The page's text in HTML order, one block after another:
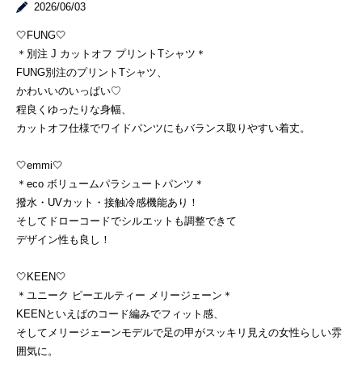
2026/06/03
🤍FUNG🤍
＊別注 J カットオフ プリントTシャツ＊
FUNG別注のプリントTシャツ、
かわいいのいっぱい♡
程良くゆったりな身幅、
カットオフ仕様でワイドパンツにもバランス取りやすい着丈。
🤍emmi🤍
＊eco ボリュームパラシュートパンツ＊
撥水・UVカット・接触冷感機能あり！
そしてドローコードでシルエットも調整できて
デザイン性も良し！
🤍KEEN🤍
＊ユニーク ピーエルティー メリージェーン＊
KEENといえばのコード編みでフィット感、
そしてメリージェーンモデルで足の甲がスッキリ見えの女性らしい雰
囲気に。